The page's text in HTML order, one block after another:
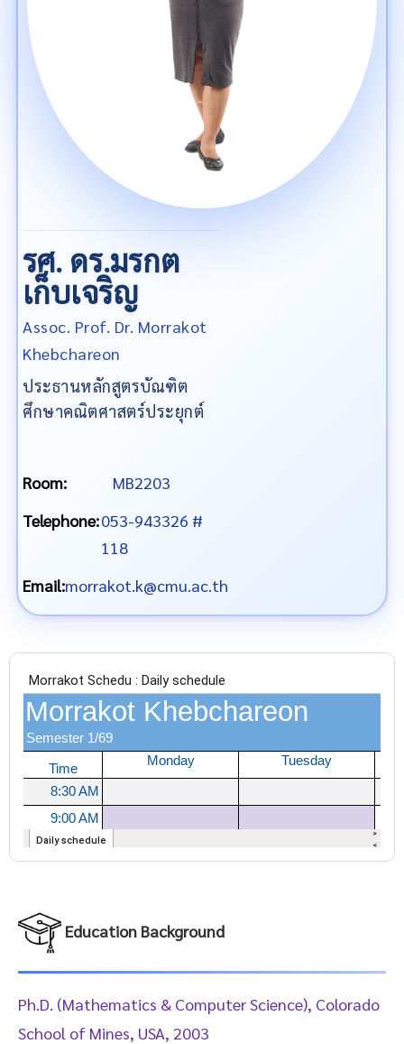
รศ. ดร.มรกต
เก็บเจริญ
Assoc. Prof. Dr. Morrakot
Khebchareon
ประธานหลักสูตรบัณฑิต
ศึกษาคณิตศาสตร์ประยุกต์
Room:
MB2203
Telephone:053-943326 #
118
Email:morrakot.k@cmu.ac.th
Education Background
Ph.D. (Mathematics & Computer Science), Colorado
School of Mines, USA, 2003